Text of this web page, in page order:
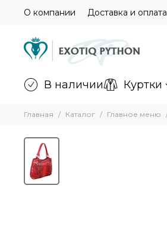
О компании Доставка и оплата
В наличии Куртки
Главная Каталог Главное меню